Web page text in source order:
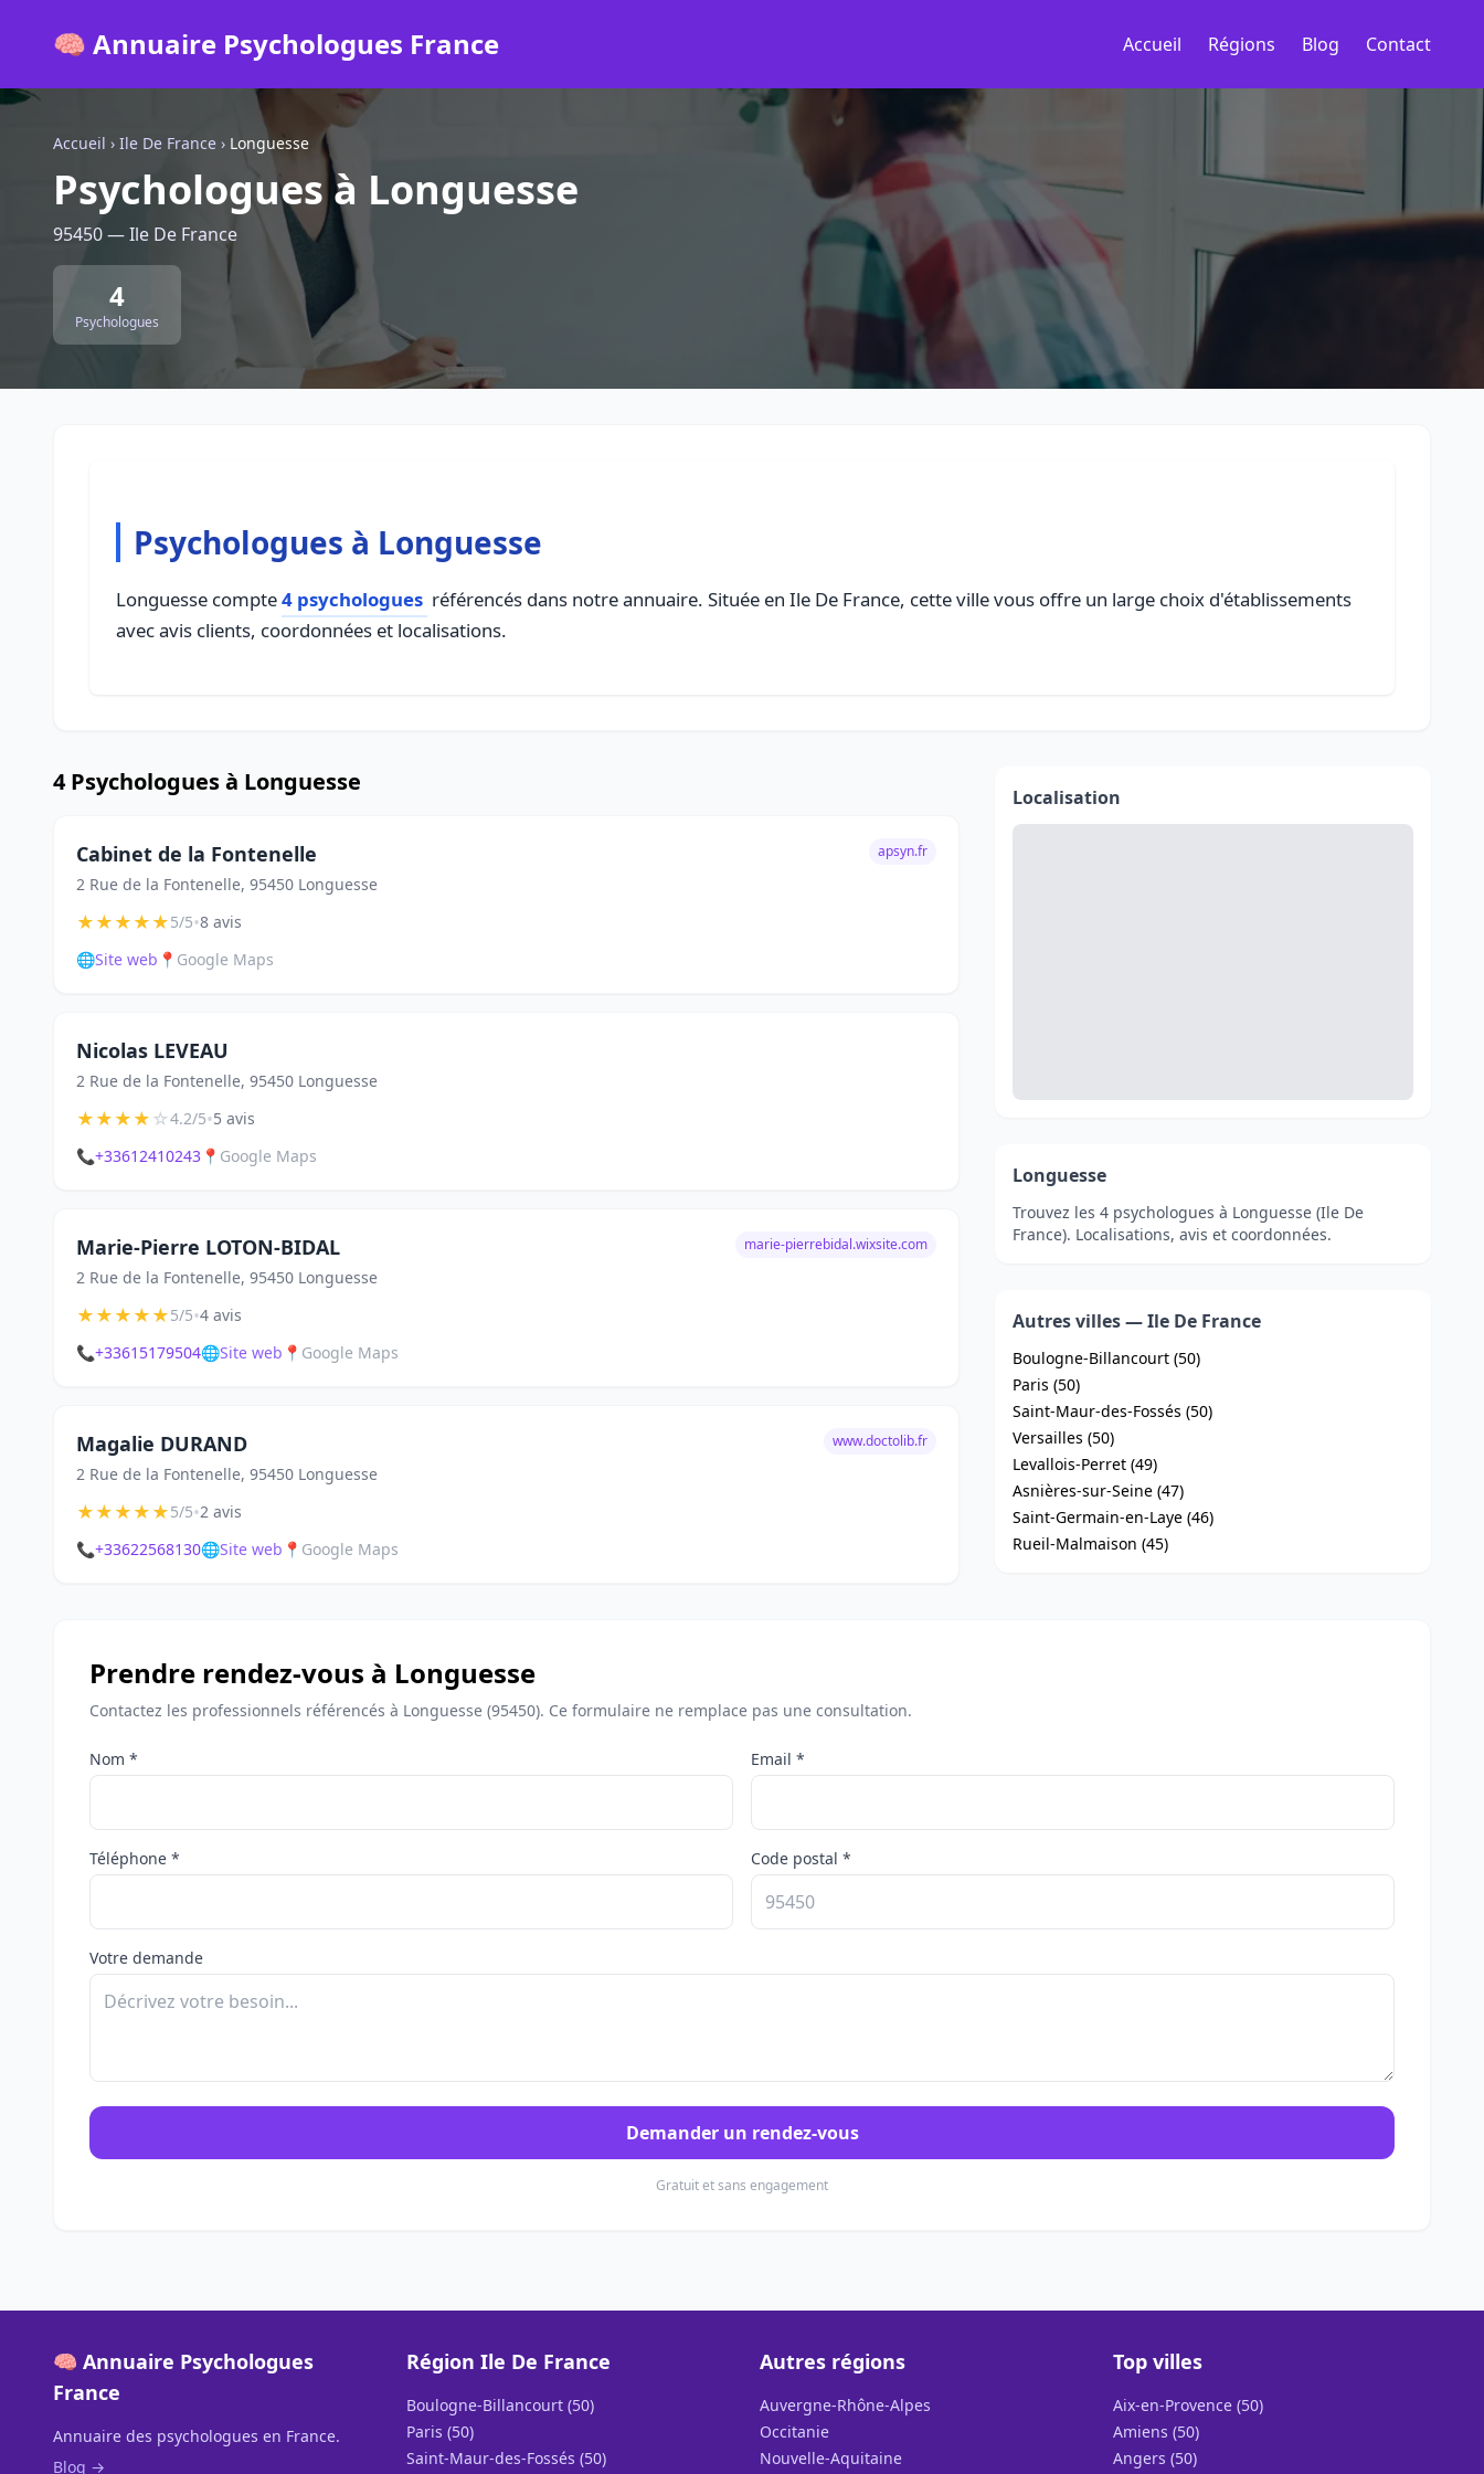
🧠 Annuaire Psychologues France Accueil Régions Blog Contact
Accueil › Ile De France › Longuesse
Psychologues à Longuesse
95450 — Ile De France
4
Psychologues
Psychologues à Longuesse
Longuesse compte4 psychologues référencés dans notre annuaire. Située en Ile De France, cette ville vous offre un large choix d'établissements
avec avis clients, coordonnées et localisations.
4 Psychologues à Longuesse
Cabinet de la Fontenelle
2 Rue de la Fontenelle, 95450 Longuesse
apsyn.fr
★★★★★5/5•8 avis
🌐Site web 📍 Google Maps
Nicolas LEVEAU
2 Rue de la Fontenelle, 95450 Longuesse
★★★★☆4.2/5•5 avis
📞+33612410243 📍 Google Maps
Marie-Pierre LOTON-BIDAL
2 Rue de la Fontenelle, 95450 Longuesse
marie-pierrebidal.wixsite.com
★★★★★5/5•4 avis
📞+33615179504🌐Site web 📍 Google Maps
Magalie DURAND
2 Rue de la Fontenelle, 95450 Longuesse
www.doctolib.fr
★★★★★5/5•2 avis
📞+33622568130🌐Site web 📍 Google Maps
Localisation
Longuesse
Trouvez les 4 psychologues à Longuesse (Ile De
France). Localisations, avis et coordonnées.
Autres villes — Ile De France
Boulogne-Billancourt (50)
Paris (50)
Saint-Maur-des-Fossés (50)
Versailles (50)
Levallois-Perret (49)
Asnières-sur-Seine (47)
Saint-Germain-en-Laye (46)
Rueil-Malmaison (45)
Prendre rendez-vous à Longuesse
Contactez les professionnels référencés à Longuesse (95450). Ce formulaire ne remplace pas une consultation.
Nom * Email *
Téléphone * Code postal *
Votre demande
Demander un rendez-vous
Gratuit et sans engagement
🧠 Annuaire Psychologues
France
Annuaire des psychologues en France.
Blog →
Région Ile De France
Boulogne-Billancourt (50)
Paris (50)
Saint-Maur-des-Fossés (50)
Autres régions
Auvergne-Rhône-Alpes
Occitanie
Nouvelle-Aquitaine
Top villes
Aix-en-Provence (50)
Amiens (50)
Angers (50)